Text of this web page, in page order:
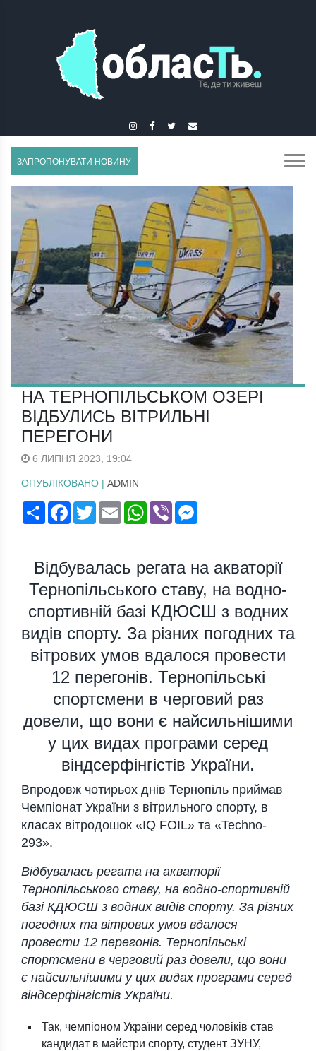
ЗАПРОПОНУВАТИ НОВИНУ
НА ТЕРНОПІЛЬСЬКОМ ОЗЕРІ
ВІДБУЛИСЬ ВІТРИЛЬНІ
ПЕРЕГОНИ
6 ЛИПНЯ 2023, 19:04
ОПУБЛІКОВАНО | ADMIN
ПоширитиFacebook
TwitterEmail WhatsApp
Viber
Відбувалась регата на акваторії
Тернопільського ставу, на водно-
спортивній базі КДЮСШ з водних
видів спорту. За різних погодних та
вітрових умов вдалося провести
12 перегонів. Тернопільські
спортсмени в черговий раз
довели, що вони є найсильнішими
у цих видах програми серед
віндсерфінгістів України.
Впродовж чотирьох днів Тернопіль приймав
Чемпіонат України з вітрильного спорту, в
класах вітродошок «IQ FOIL» та «Techno-
293».
Відбувалась регата на акваторії
Тернопільського ставу, на водно-спортивній
базі КДЮСШ з водних видів спорту. За різних
погодних та вітрових умов вдалося
провести 12 перегонів. Тернопільські
спортсмени в черговий раз довели, що вони
є найсильнішими у цих видах програми серед
віндсерфінгістів України.
Так, чемпіоном України серед чоловіків став
кандидат в майстри спорту, студент ЗУНУ,